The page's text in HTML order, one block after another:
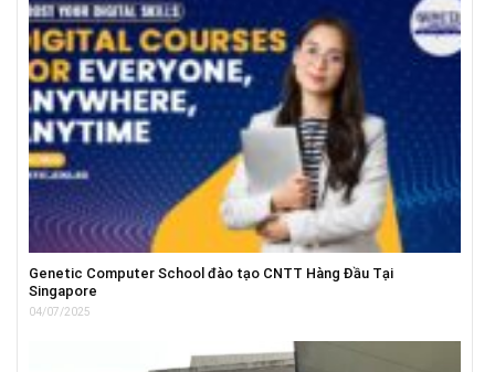
Genetic Computer School đào tạo CNTT Hàng Đầu Tại
Singapore
04/07/2025